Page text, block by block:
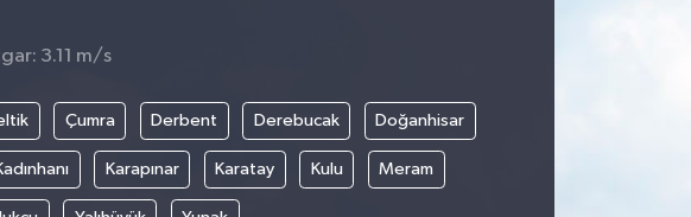
3.11 m/s
Çumra Derbent Derebucak Doğanhisar
Karapınar Karatay Kulu Meram